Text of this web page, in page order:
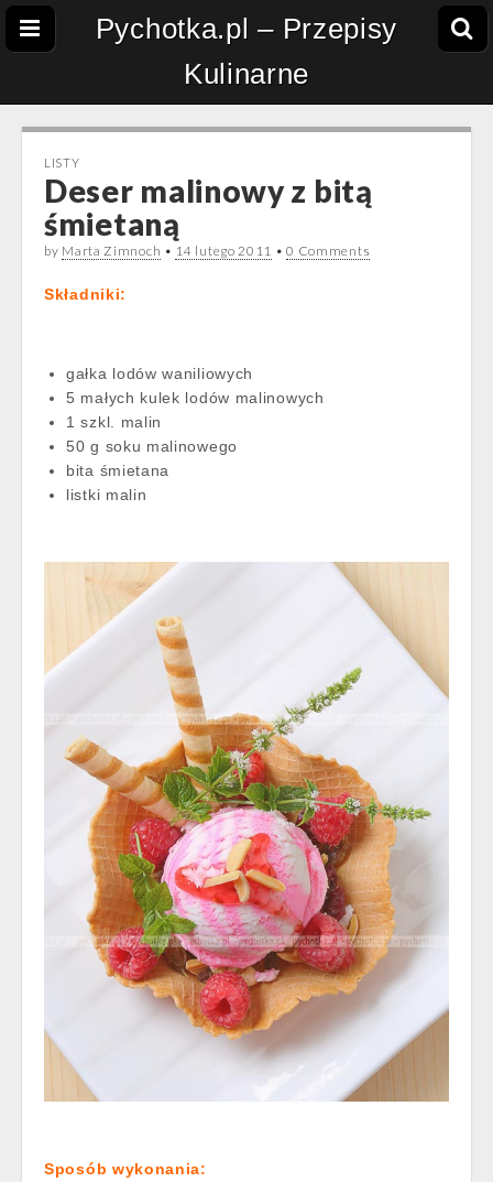
Pychotka.pl – Przepisy
Kulinarne
LISTY
Deser malinowy z bitą
śmietaną
by Marta Zimnoch • 14 lutego 2011 •0 Comments
Składniki:
gałka lodów waniliowych
5 małych kulek lodów malinowych
1 szkl. malin
50 g soku malinowego
bita śmietana
listki malin
Sposób wykonania: